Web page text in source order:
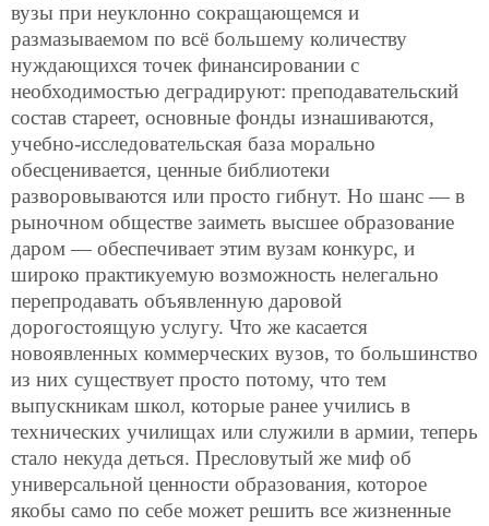
вузы при неуклонно сокращающемся и
размазываемом по всё большему количеству
нуждающихся точек финансировании с
необходимостью деградируют: преподавательский
состав стареет, основные фонды изнашиваются,
учебно-исследовательская база морально
обесценивается, ценные библиотеки
разворовываются или просто гибнут. Но шанс — в
рыночном обществе заиметь высшее образование
даром — обеспечивает этим вузам конкурс, и
широко практикуемую возможность нелегально
перепродавать объявленную даровой
дорогостоящую услугу. Что же касается
новоявленных коммерческих вузов, то большинство
из них существует просто потому, что тем
выпускникам школ, которые ранее учились в
технических училищах или служили в армии, теперь
стало некуда деться. Пресловутый же миф об
универсальной ценности образования, которое
якобы само по себе может решить все жизненные